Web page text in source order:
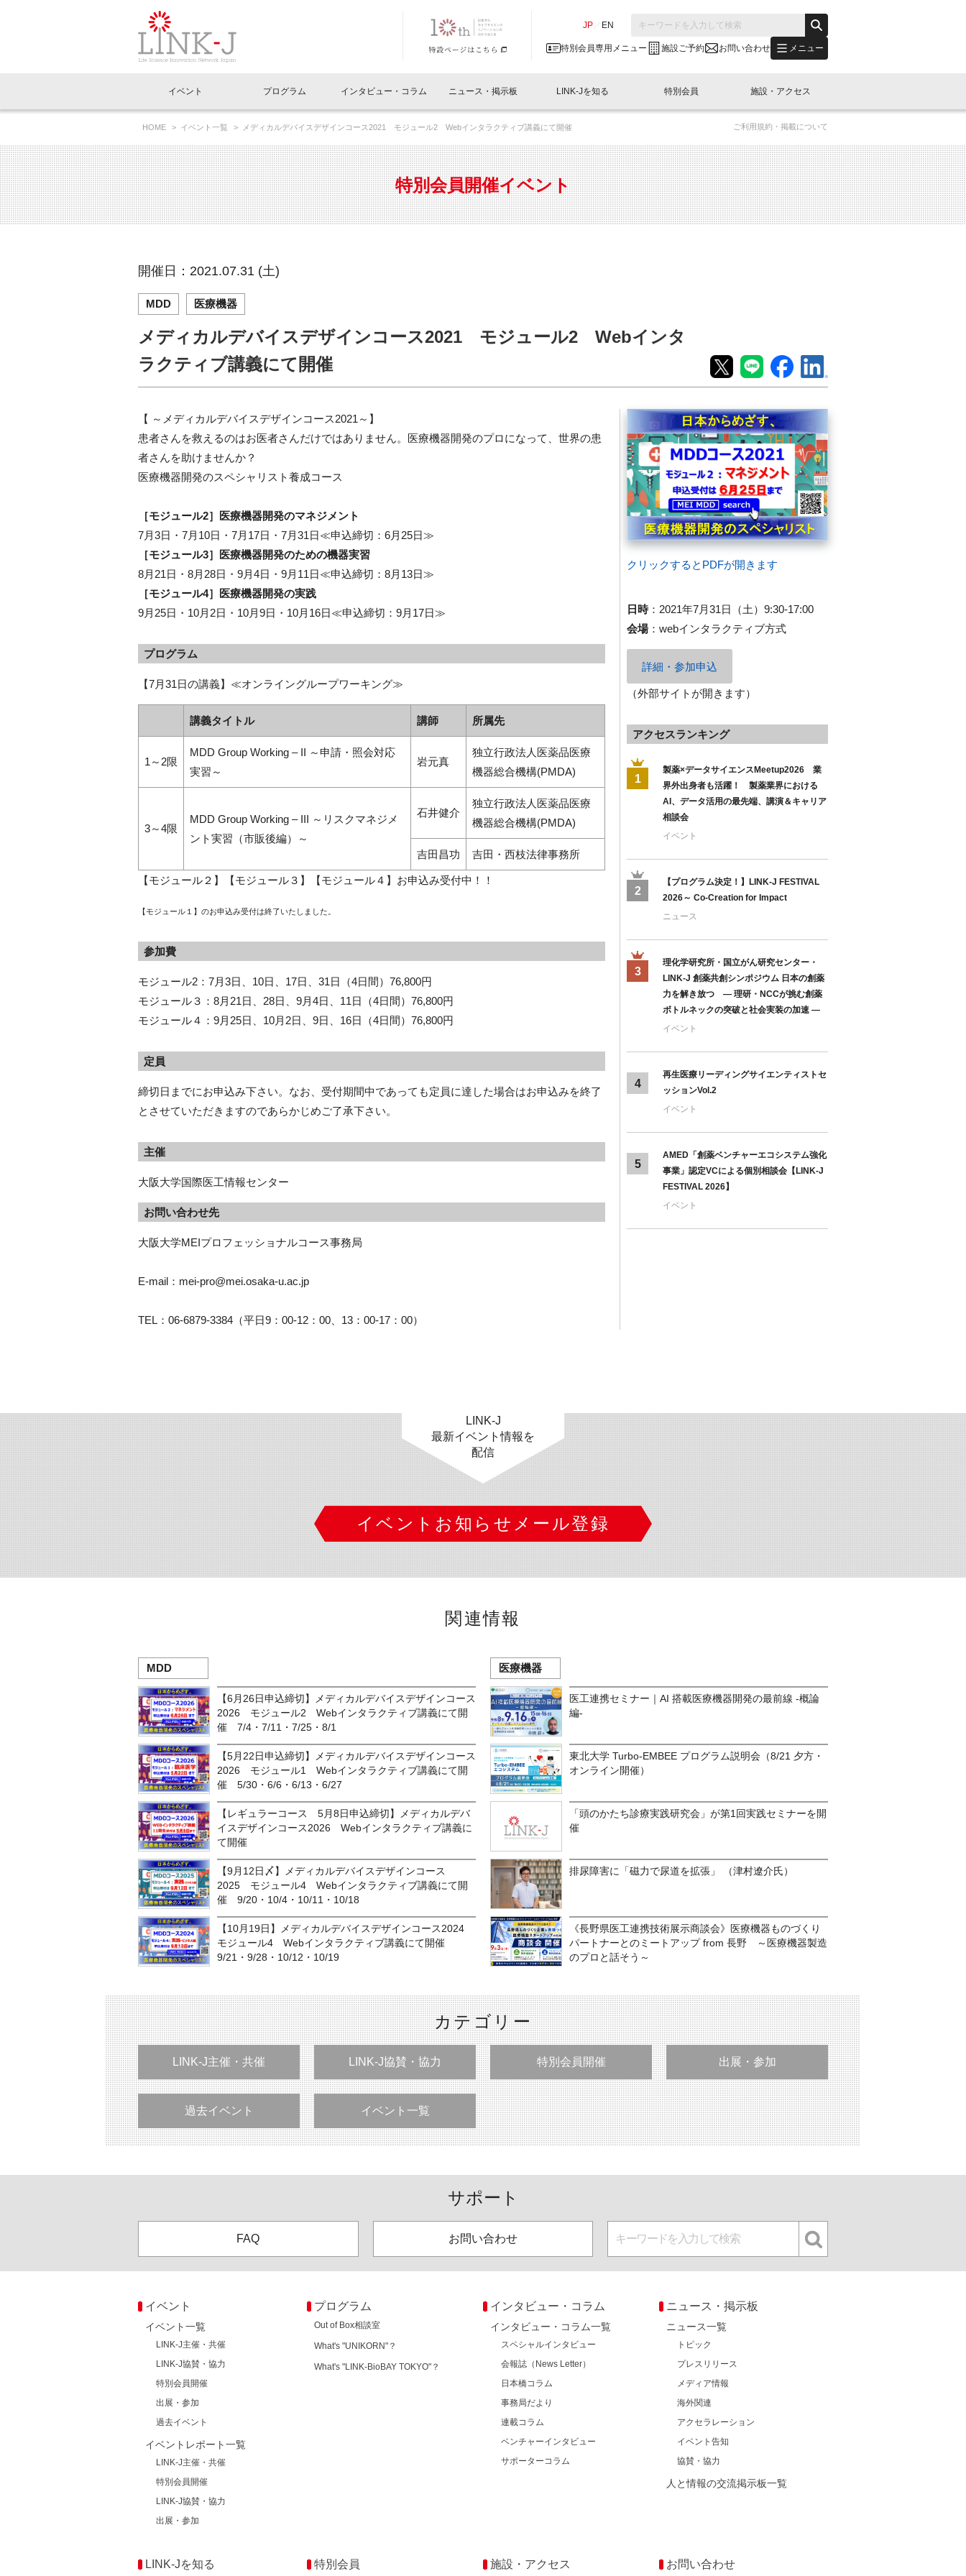
JP EN
特別会員専用メニュー 施設ご予約 お問い合わせ メニュー
イベントお知らせメール登録
閉じる
イベント
イベント一覧
LINK-J主催・共催 特別会員開催
LINK-J協賛・協力 出展・参加
イベントレポート一覧
LINK-J主催・共催 特別会員開催
LINK-J協賛・協力 出展・参加
プログラム
Out of Box相談室 What's "UNIKORN"？ What's "LINK-BioBAY TOKYO"？
インタビュー・コラム
インタビュー・コラム一覧
スペシャルインタビュー ベンチャーインタビュー 会報誌 (News Letter)
連載コラム サポーターコラム 日本橋コラム
ニュース・掲示板
ニュース一覧
トピック プレスリリース
メディア情報 海外関連
協賛・協力
人と情報の交流掲示板一覧
会員プレスリリース ニュース・事業紹介
募集 イベント
LINK-Jを知る
理事長挨拶 Why in Nihonbashi What’s LINK-J WEST
国内外連携 サポーター紹介 事業内容
組織概要 パンフレット GTB日本橋エリアについて
特別会員
特別会員一覧 特別会員について 入会申し込み
専用メニューはこちら
施設・アクセス
ラウンジ・会議室 オフィス・ラボ 施設ご予約
アクセス
HOME イベント一覧 メディカルデバイスデザインコース2021 モジュール2 Webインタラクティブ講義にて開催 ご利用規約・掲載について
特別会員開催イベント
開催日：2021.07.31 (土)
MDD 医療機器
メディカルデバイスデザインコース2021 モジュール2 Webインタ
ラクティブ講義にて開催
【 ～メディカルデバイスデザインコース2021～】
患者さんを救えるのはお医者さんだけではありません。医療機器開発のプロになって、世界の患
者さんを助けませんか？
医療機器開発のスペシャリスト養成コース
［モジュール2］医療機器開発のマネジメント
7月3日・7月10日・7月17日・7月31日≪申込締切：6月25日≫
［モジュール3］医療機器開発のための機器実習
8月21日・8月28日・9月4日・9月11日≪申込締切：8月13日≫
［モジュール4］医療機器開発の実践
9月25日・10月2日・10月9日・10月16日≪申込締切：9月17日≫
プログラム
【7月31日の講義】≪オンライングループワーキング≫
講義タイトル 講師 所属先
1～2限
MDD Group Working – II ～申請・照会対応
実習～
岩元真
独立行政法人医薬品医療
機器総合機構(PMDA)
3～4限
MDD Group Working – III ～リスクマネジメ
ント実習（市販後編）～
石井健介
独立行政法人医薬品医療
機器総合機構(PMDA)
吉田昌功 吉田・西枝法律事務所
【モジュール２】【モジュール３】【モジュール４】お申込み受付中！！
【モジュール１】のお申込み受付は終了いたしました。
参加費
モジュール2：7月3日、10日、17日、31日（4日間）76,800円
モジュール３：8月21日、28日、9月4日、11日（4日間）76,800円
モジュール４：9月25日、10月2日、9日、16日（4日間）76,800円
定員
締切日までにお申込み下さい。なお、受付期間中であっても定員に達した場合はお申込みを終了
とさせていただきますのであらかじめご了承下さい。
主催
大阪大学国際医工情報センター
お問い合わせ先
大阪大学MEIプロフェッショナルコース事務局
E-mail：mei-pro@mei.osaka-u.ac.jp
TEL：06-6879-3384（平日9：00-12：00、13：00-17：00）
クリックするとPDFが開きます
日時： 2021年7月31日（土）9:30-17:00
会場： webインタラクティブ方式
詳細・参加申込
（外部サイトが開きます）
アクセスランキング
1
製薬×データサイエンスMeetup2026 業
界外出身者も活躍！ 製薬業界における
AI、データ活用の最先端、講演＆キャリア
相談会
イベント
2
【プログラム決定！】LINK-J FESTIVAL
2026～ Co-Creation for Impact
ニュース
3
理化学研究所・国立がん研究センター・
LINK-J 創薬共創シンポジウム 日本の創薬
力を解き放つ ― 理研・NCCが挑む創薬
ボトルネックの突破と社会実装の加速 ―
イベント
4
再生医療リーディングサイエンティストセ
ッションVol.2
イベント
5
AMED「創薬ベンチャーエコシステム強化
事業」認定VCによる個別相談会【LINK-J
FESTIVAL 2026】
イベント
LINK-J
最新イベント情報を
配信
イベントお知らせメール登録
関連情報
MDD
【6月26日申込締切】メディカルデバイスデザインコース
2026 モジュール2 Webインタラクティブ講義にて開
催 7/4・7/11・7/25・8/1
【5月22日申込締切】メディカルデバイスデザインコース
2026 モジュール1 Webインタラクティブ講義にて開
催 5/30・6/6・6/13・6/27
【レギュラーコース 5月8日申込締切】メディカルデバ
イスデザインコース2026 Webインタラクティブ講義に
て開催
【9月12日〆】メディカルデバイスデザインコース
2025 モジュール4 Webインタラクティブ講義にて開
催 9/20・10/4・10/11・10/18
【10月19日】メディカルデバイスデザインコース2024
モジュール4 Webインタラクティブ講義にて開催
9/21・9/28・10/12・10/19
医療機器
医工連携セミナー｜AI 搭載医療機器開発の最前線 -概論
編-
東北大学 Turbo-EMBEE プログラム説明会（8/21 夕方・
オンライン開催）
「頭のかたち診療実践研究会」が第1回実践セミナーを開
催
排尿障害に「磁力で尿道を拡張」 （津村遼介氏）
《長野県医工連携技術展示商談会》医療機器ものづくり
パートナーとのミートアップ from 長野 ～医療機器製造
のプロと話そう～
カテゴリー
LINK-J主催・共催 LINK-J協賛・協力 特別会員開催 出展・参加
過去イベント イベント一覧
サポート
FAQ お問い合わせ
イベント
イベント一覧
LINK-J主催・共催
LINK-J協賛・協力
特別会員開催
出展・参加
過去イベント
イベントレポート一覧
LINK-J主催・共催
特別会員開催
LINK-J協賛・協力
出展・参加
プログラム
Out of Box相談室
What's "UNIKORN"？
What's "LINK-BioBAY TOKYO"？
インタビュー・コラム
インタビュー・コラム一覧
スペシャルインタビュー
会報誌（News Letter）
日本橋コラム
事務局だより
連載コラム
ベンチャーインタビュー
サポーターコラム
ニュース・掲示板
ニュース一覧
トピック
プレスリリース
メディア情報
海外関連
アクセラレーション
イベント告知
協賛・協力
人と情報の交流掲示板一覧
LINK-Jを知る 特別会員 施設・アクセス お問い合わせ